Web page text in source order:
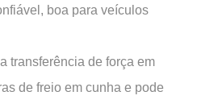
boa para veículos
transferência de força em
de freio em cunha e pode